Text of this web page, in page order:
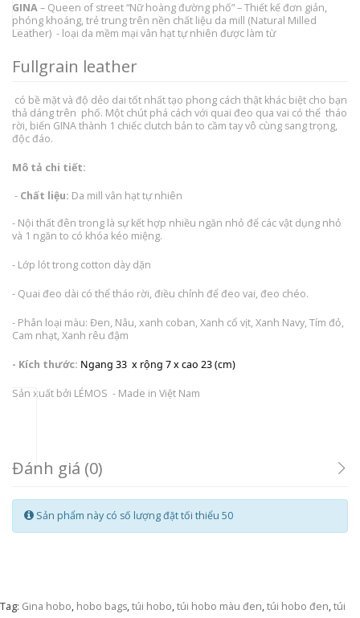
GINA– Queen of street “Nữ hoàng đường phố” – Thiết kế đơn giản,
phóng khoáng, trẻ trung trên nền chất liệu da mill (Natural Milled
Leather) - loại da mềm mại vân hạt tự nhiên được làm từ
Fullgrain leather
có bề mặt và độ dẻo dai tốt nhất tạo phong cách thật khác biệt cho bạn
thả dáng trên phố. Một chút phá cách với quai đeo qua vai có thể tháo
rời, biến GINA thành 1 chiếc clutch bản to cầm tay vô cùng sang trọng,
độc đáo.
Mô tả chi tiết:
- Chất liệu: Da mill vân hạt tự nhiên
- Nội thất đên trong là sự kết hợp nhiều ngăn nhỏ để các vật dụng nhỏ
và 1 ngăn to có khóa kéo miệng.
- Lớp lót trong cotton dày dặn
- Quai đeo dài có thể tháo rời, điều chỉnh để đeo vai, đeo chéo.
- Phân loại màu: Đen, Nâu, xanh coban, Xanh cổ vịt, Xanh Navy, Tím đỏ,
Cam nhạt, Xanh rêu đậm
- Kích thước: Ngang 33  x rộng 7 x cao 23 (cm)
Sản xuất bởi LÉMOS - Made in Việt Nam
Đánh giá (0)
Sản phẩm này có số lượng đặt tối thiểu 50
Tag: Gina hobo, hobo bags,túi hobo,túi hobo màu đen,túi hobo đen,túi